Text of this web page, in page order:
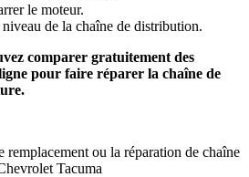
le moteur.
de la chaîne de distribution.
comparer gratuitement des
pour faire réparer la chaîne de
remplacement ou la réparation de chaîne
Tacuma